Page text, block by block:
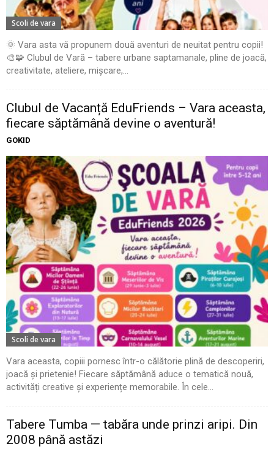
Scoli de vara
🌞 Vara asta vă propunem două aventuri de neuitat pentru copii!
🎨🧩 Clubul de Vară – tabere urbane saptamanale, pline de joacă,
creativitate, ateliere, mișcare,...
Clubul de Vacanță EduFriends – Vara aceasta,
fiecare săptămână devine o aventură!
GOKID
Scoli de vara
Vara aceasta, copiii pornesc într-o călătorie plină de descoperiri,
joacă și prietenie! Fiecare săptămână aduce o tematică nouă,
activități creative și experiențe memorabile. În cele...
Tabere Tumba — tabăra unde prinzi aripi. Din
2008 până astăzi